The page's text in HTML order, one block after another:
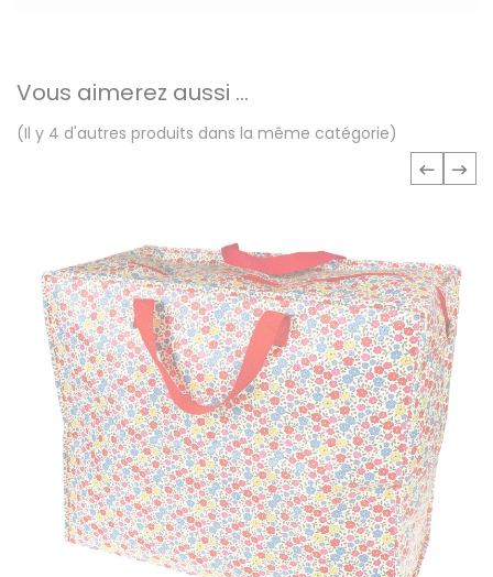
Vous aimerez aussi ...
(Il y 4 d'autres produits dans la même catégorie)